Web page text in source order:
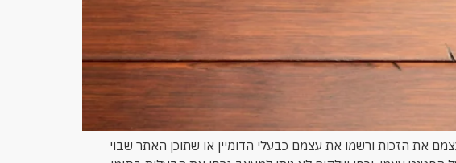
את הזכות ורשמו את עצמם כבעלי הדומיין או שתוכן האתר שבוי